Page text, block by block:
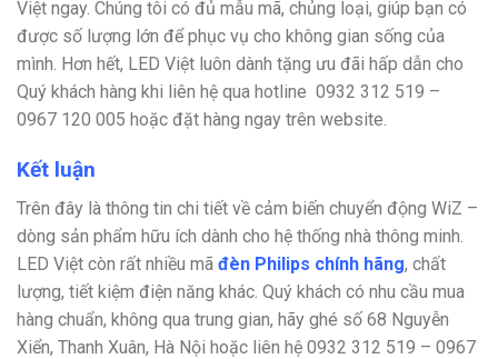
Việt ngay. Chúng tôi có đủ mẫu mã, chủng loại, giúp bạn có
được số lượng lớn để phục vụ cho không gian sống của
mình. Hơn hết, LED Việt luôn dành tặng ưu đãi hấp dẫn cho
Quý khách hàng khi liên hệ qua hotline 0932 312 519 –
0967 120 005 hoặc đặt hàng ngay trên website.
Kết luận
Trên đây là thông tin chi tiết về cảm biến chuyển động WiZ –
dòng sản phẩm hữu ích dành cho hệ thống nhà thông minh.
LED Việt còn rất nhiều mã đèn Philips chính hãng, chất
lượng, tiết kiệm điện năng khác. Quý khách có nhu cầu mua
hàng chuẩn, không qua trung gian, hãy ghé số 68 Nguyễn
Xiển, Thanh Xuân, Hà Nội hoặc liên hệ 0932 312 519 – 0967